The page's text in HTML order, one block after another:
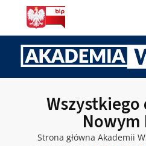
Nowym
Strona główna Akademii